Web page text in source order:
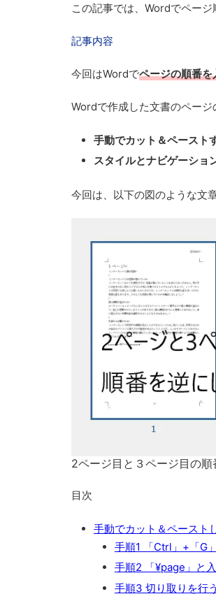
この記事では、Wordでペー
記事内容
今回はWordでページの順番
Wordで作成した文書のページ
手動でカット＆ペースト
スタイルとナビゲーショ
今回は、以下の図のような文
2ページ目と３ページ目の順
目次
手動でカット＆ペースト
手順1 「Ctrl」+「G
手順2 「¥page」と
手順3 切り取りを行う